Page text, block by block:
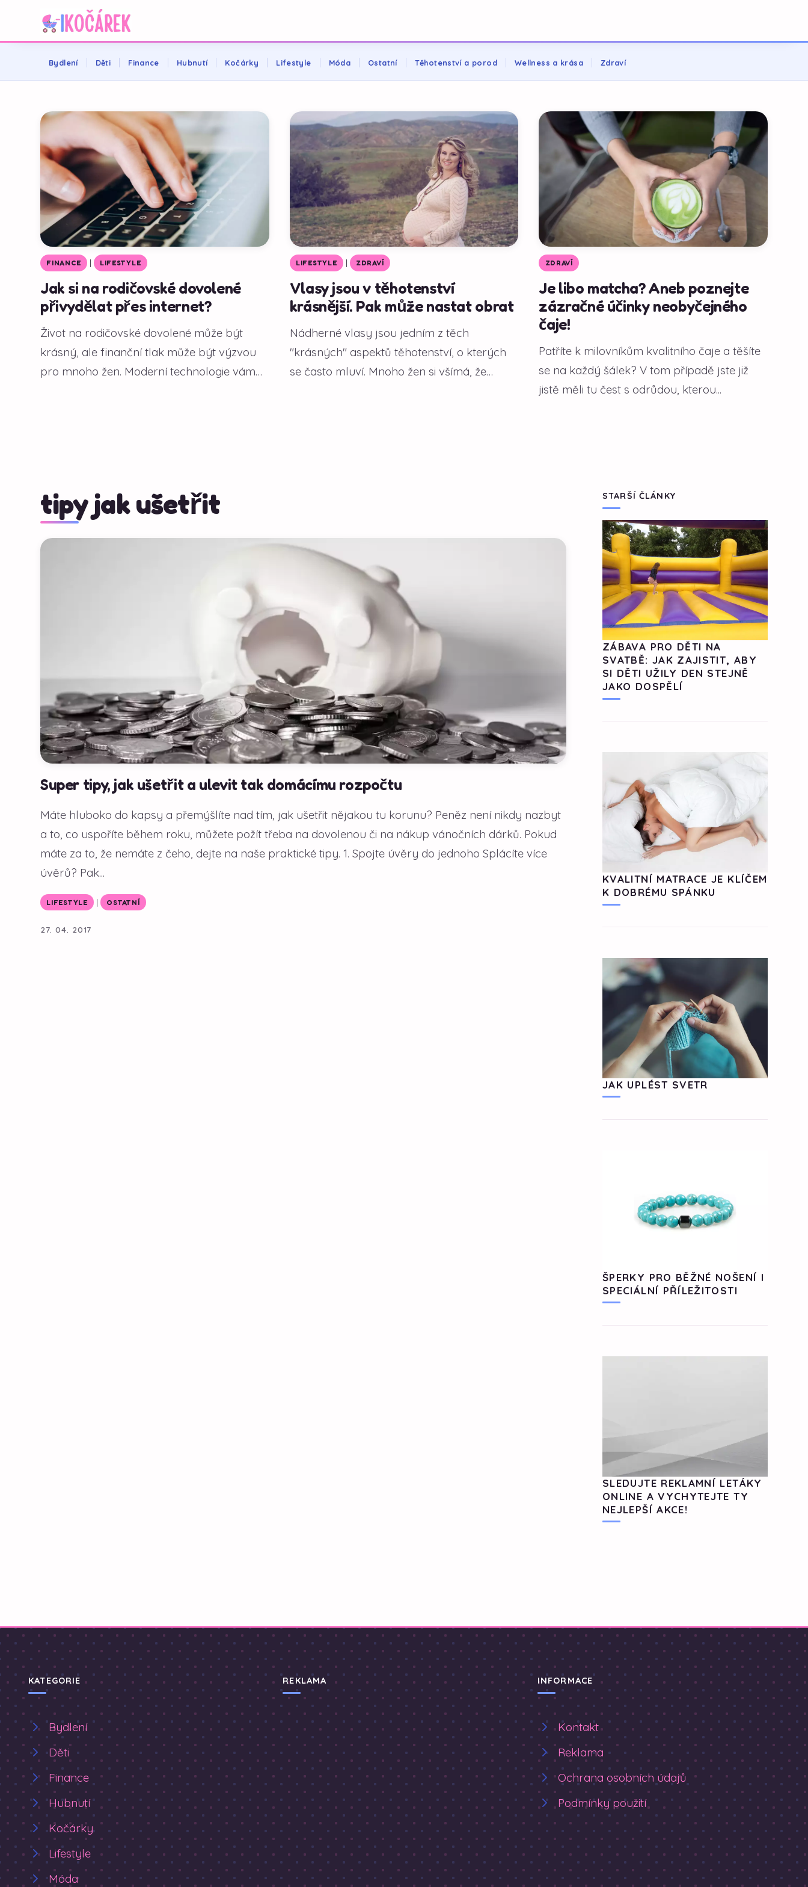
Bydlení Děti Finance Hubnutí Kočárky Lifestyle Móda Ostatní Těhotenství a porod Wellness a krása Zdraví
Jak si na rodičovské dovolené
přivydělat přes internet?
Život na rodičovské dovolené může být
krásný, ale finanční tlak může být výzvou
pro mnoho žen. Moderní technologie vám
FINANCE | LIFESTYLE
Vlasy jsou v těhotenství
krásnější. Pak může nastat obrat
Nádherné vlasy jsou jedním z těch
"krásných" aspektů těhotenství, o kterých
se často mluví. Mnoho žen si všímá, že
LIFESTYLE | ZDRAVÍ
Je libo matcha? Aneb poznejte
zázračné účinky neobyčejného
čaje!
Patříte k milovníkům kvalitního čaje a těšíte
se na každý šálek? V tom případě jste již
jistě měli tu čest s odrůdou, kterou...
ZDRAVÍ
tipy jak ušetřit
Super tipy, jak ušetřit a ulevit tak domácímu rozpočtu
Máte hluboko do kapsy a přemýšlíte nad tím, jak ušetřit nějakou tu korunu? Peněz není nikdy nazbyt
a to, co uspoříte během roku, můžete požít třeba na dovolenou či na nákup vánočních dárků. Pokud
máte za to, že nemáte z čeho, dejte na naše praktické tipy. 1. Spojte úvěry do jednoho Splácíte více
úvěrů? Pak...
LIFESTYLE | OSTATNÍ
27. 04. 2017
STARŠÍ ČLÁNKY
ZÁBAVA PRO DĚTI NA
SVATBĚ: JAK ZAJISTIT, ABY
SI DĚTI UŽILY DEN STEJNĚ
JAKO DOSPĚLÍ
KVALITNÍ MATRACE JE KLÍČEM
K DOBRÉMU SPÁNKU
JAK UPLÉST SVETR
ŠPERKY PRO BĚŽNÉ NOŠENÍ I
SPECIÁLNÍ PŘÍLEŽITOSTI
SLEDUJTE REKLAMNÍ LETÁKY
ONLINE A VYCHYTEJTE TY
NEJLEPŠÍ AKCE!
KATEGORIE
Bydlení
Děti
Finance
Hubnutí
Kočárky
Lifestyle
Móda
REKLAMA INFORMACE
Kontakt
Reklama
Ochrana osobních údajů
Podmínky použití